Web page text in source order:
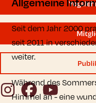
InstagramFacebookYouTube
Seit dem Jahr 2000
seit 2011 in
weiter.
Während des
Himmel an - eine